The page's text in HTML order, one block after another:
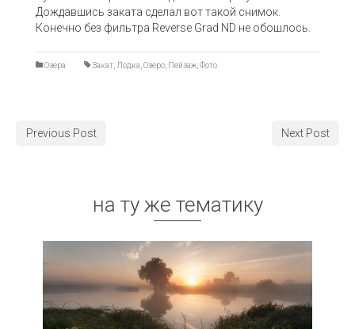
Дождавшись заката сделал вот такой снимок.
Конечно без фильтра Reverse Grad ND не обошлось.
Озера Закат Лодка Озеро Пейзаж Фото
Previous Post Next Post
на ту же тематику